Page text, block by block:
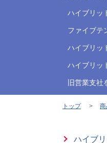
ハイブリッ
ファイブテ
ハイブリッ
ハイブリッ
旧営業支社
トップ
ハイブ